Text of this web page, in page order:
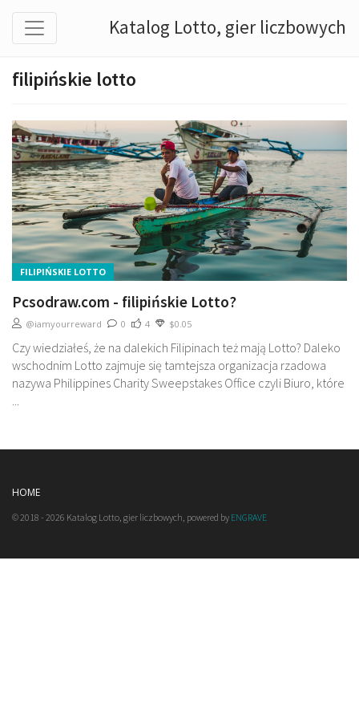
Katalog Lotto, gier liczbowych
filipińskie lotto
FILIPIŃSKIE LOTTO
Pcsodraw.com - filipińskie Lotto?
@iamyourreward 0 4 $0.05
Czy wiedziałeś, że na dalekich Filipinach też mają Lotto? Daleko
wschodnim Lotto zajmuje się tamtejsza organizacja rzadowa
nazywa Philippines Charity Sweepstakes Office czyli Biuro, które
...
HOME
© 2018 - 2026 Katalog Lotto, gier liczbowych, powered by ENGRAVE